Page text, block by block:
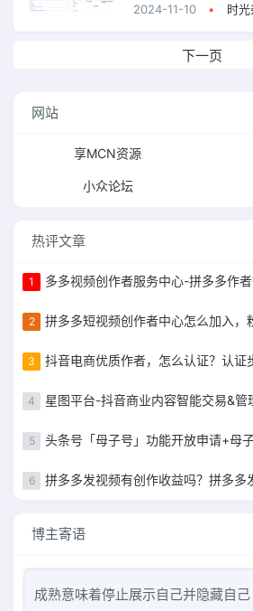
2024-11-10 • 时
下一页
网站
享MCN资源
小众论坛
热评文章
1 多多视频创作者服务中心-拼多多作
2
3 抖音电商优质作者，怎么认证？认证
4 星图平台-抖音商业内容智能交易&管
5 头条号「母子号」功能开放申请+母
6 拼多多发视频有创作收益吗？拼多多
博主寄语
成熟意味着停止展示自己并隐藏自己